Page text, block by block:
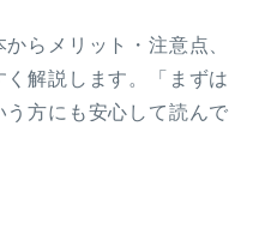
らメリット・注意点、
解説します。「まずは
方にも安心して読んで